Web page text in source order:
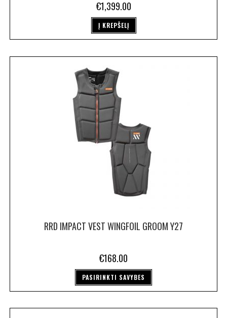
€1,399.00
Į KREPŠELĮ
RRD IMPACT VEST WINGFOIL GROOM Y27
€168.00
PASIRINKTI SAVYBES